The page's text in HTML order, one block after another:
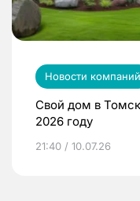
Новости компаний
Свой дом в
2026 году
21:40 / 10.07.26